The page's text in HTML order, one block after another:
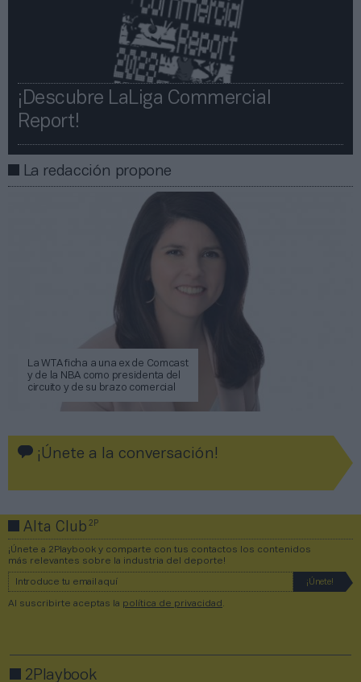
¡Descubre LaLiga Commercial
Report!​​
La redacción propone
La WTA ficha a una ex de Comcast
y de la NBA como presidenta del
circuito y de su brazo comercial
¡Únete a la conversación!
Alta Club2P
¡Únete a 2Playbook y comparte con tus contactos los contenidos
más relevantes sobre la industria del deporte!
Al suscribirte aceptas la política de privacidad
2Playbook